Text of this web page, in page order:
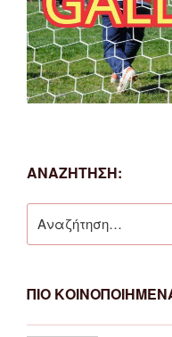
ΑΝΑΖΗΤΗΣΗ:
για:
ΠΙΟ